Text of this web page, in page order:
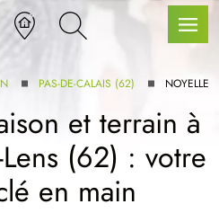
PAS-DE-CALAIS (62)
et terrain à
(62) : votre
en main